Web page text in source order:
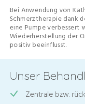
Bei Anwendung von
Schmerztherapie dank
eine Pumpe verbessert
Wiederherstellung der
positiv beeinflusst.
Unser
Zentrale bzw.